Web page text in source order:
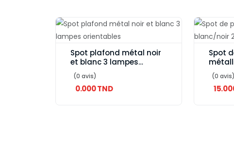
Spot plafond métal noir
et blanc 3 lampes
orientables
(0 avis)
0.000 TND
Spot
(0 avis)